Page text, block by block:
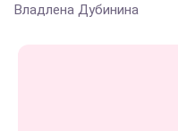
Владлена Дубинина